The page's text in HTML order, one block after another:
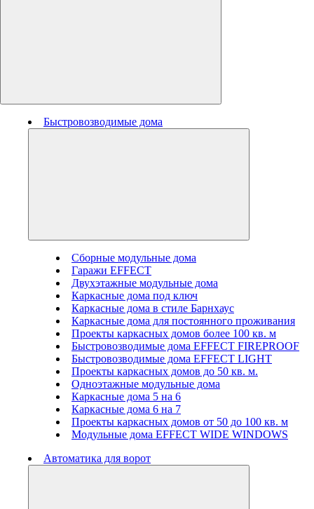
Быстровозводимые дома
Сборные модульные дома
Гаражи EFFECT
Двухэтажные модульные дома
Каркасные дома под ключ
Каркасные дома в стиле Барнхаус
Каркасные дома для постоянного проживания
Проекты каркасных домов более 100 кв. м
Быстровозводимые дома EFFECT FIREPROOF
Быстровозводимые дома EFFECT LIGHT
Проекты каркасных домов до 50 кв. м.
Одноэтажные модульные дома
Каркасные дома 5 на 6
Каркасные дома 6 на 7
Проекты каркасных домов от 50 до 100 кв. м
Модульные дома EFFECT WIDE WINDOWS
Автоматика для ворот